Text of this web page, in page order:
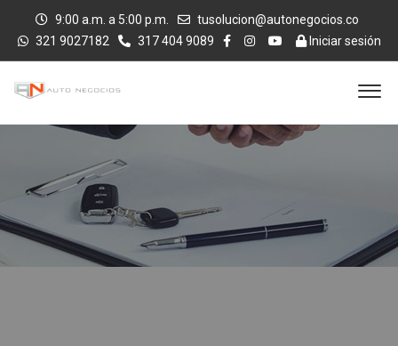
9:00 a.m. a 5:00 p.m.
tusolucion@autonegocios.co
321 9027182
317 404 9089 Iniciar sesión